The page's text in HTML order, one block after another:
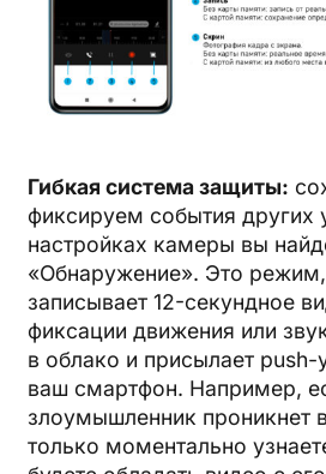
Гибкая система защиты:
фиксируем события других
настройках камеры вы
«Обнаружение». Это
записывает 12-секундное
фиксации движения или
в облако и присылает
ваш смартфон. Например,
злоумышленник проникнет
только моментально